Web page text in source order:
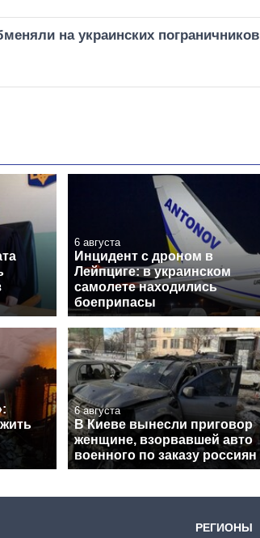
на украинских пограничников
6 августа
Инцидент с дроном в
Лейпциге: в украинском
самолете находились
боеприпасы
6 августа
В Киеве вынесли приговор
женщине, взорвавшей авто
военного по заказу россиян
РЕГИОНЫ